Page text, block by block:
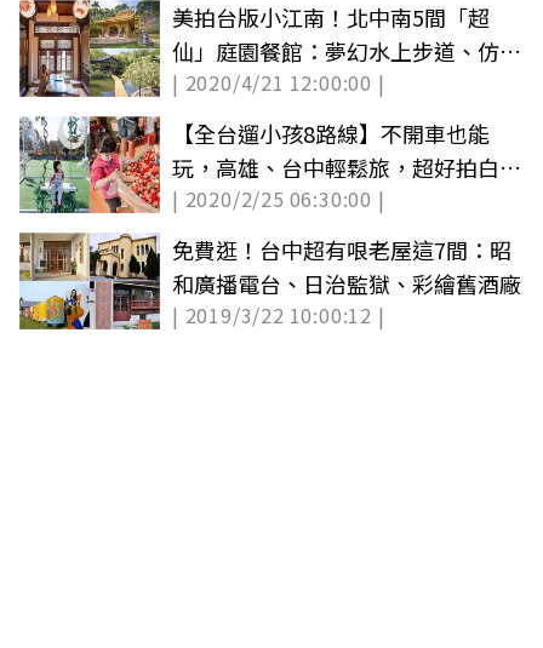
美拍台版小江南！北中南5間「超
仙」庭園餐館：夢幻水上步道、仿宋
金殿
| 2020/4/21 12:00:00 |
【全台遛小孩8路線】不開車也能
玩，高雄、台中輕鬆旅，超好拍白色
旋轉木馬、住機器人銀河旅宿
| 2020/2/25 06:30:00 |
免費逛！台中超有哏老屋這7間：昭
和廣播電台、日治監獄、彩繪舊酒廠
| 2019/3/22 10:00:12 |